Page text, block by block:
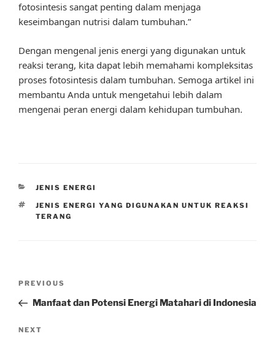
fotosintesis sangat penting dalam menjaga
keseimbangan nutrisi dalam tumbuhan.”
Dengan mengenal jenis energi yang digunakan untuk
reaksi terang, kita dapat lebih memahami kompleksitas
proses fotosintesis dalam tumbuhan. Semoga artikel ini
membantu Anda untuk mengetahui lebih dalam
mengenai peran energi dalam kehidupan tumbuhan.
CATEGORIES
JENIS ENERGI
TAGS
JENIS ENERGI YANG DIGUNAKAN UNTUK REAKSI
TERANG
Previous
Post
PREVIOUS
Manfaat dan Potensi Energi Matahari di Indonesia
Next
NEXT